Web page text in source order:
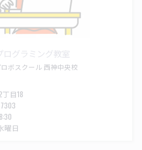
ログラミング教室
ボスクール 西神中央校
目18
曜日